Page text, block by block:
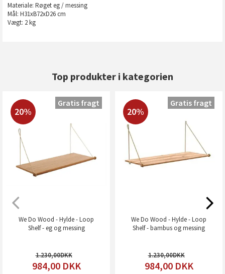
Materiale: Røget eg / messing
Mål: H31xB72xD26 cm
Vægt: 2 kg
Top produkter i kategorien
20%
We Do Wood - Hylde - Loop
Shelf - eg og messing
1.230,00
984,00 DKK
Gratis fragt
20%
We Do Wood - Hylde - Loop
Shelf - bambus og messing
1.230,00
984,00 DKK
Gratis fragt